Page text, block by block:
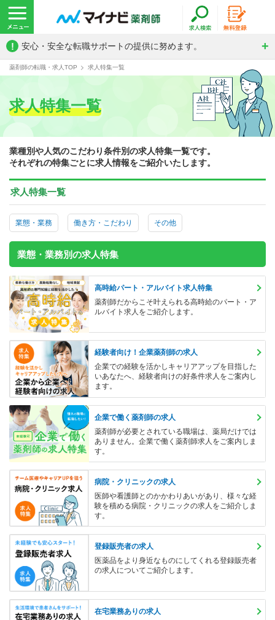
! 安心・安全な転職サポートの提供に努めます。
薬剤師の転職・求人TOP 求人特集一覧
求人特集一覧
業種別や人気のこだわり条件別の求人特集一覧です。
それぞれの特集ごとに求人情報をご紹介いたします。
求人特集一覧
業態・業務 働き方・こだわり その他
業態・業務別の求人特集
高時給パート・アルバイト求人特集
薬剤師だからこそ叶えられる高時給のパート・ア
ルバイト求人をご紹介します。
経験者向け！企業薬剤師の求人
企業での経験を活かしキャリアアップを目指した
いあなたへ、経験者向けの好条件求人をご案内し
ます。
企業で働く薬剤師の求人
薬剤師が必要とされている職場は、薬局だけでは
ありません。企業で働く薬剤師求人をご案内しま
す。
病院・クリニックの求人
医師や看護師とのかかわりあいがあり、様々な経
験を積める病院・クリニックの求人をご紹介しま
す。
登録販売者の求人
医薬品をより身近なものにしてくれる登録販売者
の求人についてご紹介します。
在宅業務ありの求人